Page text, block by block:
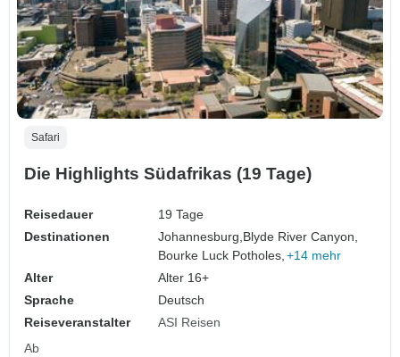
Safari
Die Highlights Südafrikas (19 Tage)
Reisedauer
19 Tage
Destinationen
Johannesburg, Blyde River Canyon,
Bourke Luck Potholes, +14 mehr
Alter
Alter 16+
Sprache
Deutsch
Reiseveranstalter
ASI Reisen
Ab